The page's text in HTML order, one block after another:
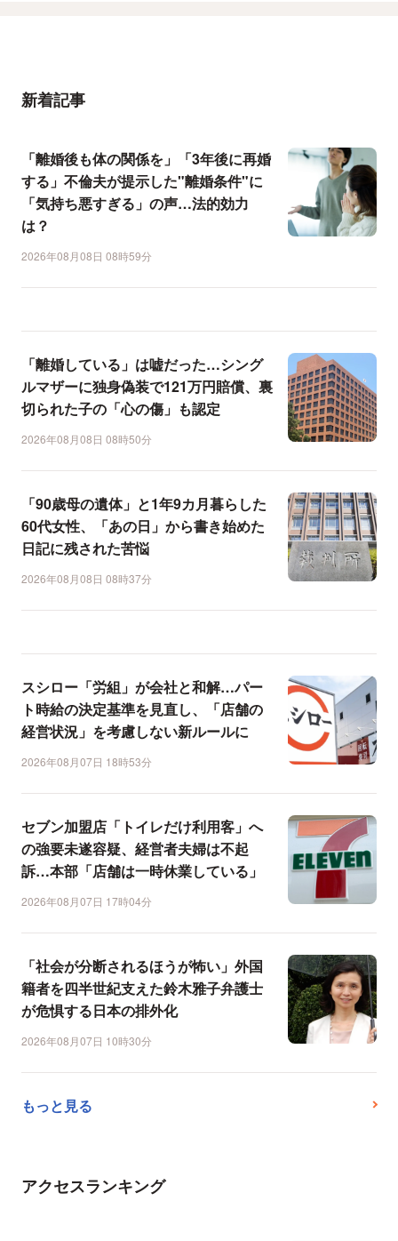
新着記事
「離婚後も体の関係を」「3年後に再婚
する」不倫夫が提示した"離婚条件"に
「気持ち悪すぎる」の声…法的効力
は？
2026年08月08日 08時59分
「離婚している」は嘘だった…シング
ルマザーに独身偽装で121万円賠償、裏
切られた子の「心の傷」も認定
2026年08月08日 08時50分
「90歳母の遺体」と1年9カ月暮らした
60代女性、「あの日」から書き始めた
日記に残された苦悩
2026年08月08日 08時37分
スシロー「労組」が会社と和解…パー
ト時給の決定基準を見直し、「店舗の
経営状況」を考慮しない新ルールに
2026年08月07日 18時53分
セブン加盟店「トイレだけ利用客」へ
の強要未遂容疑、経営者夫婦は不起
訴…本部「店舗は一時休業している」
2026年08月07日 17時04分
「社会が分断されるほうが怖い」外国
籍者を四半世紀支えた鈴木雅子弁護士
が危惧する日本の排外化
2026年08月07日 10時30分
もっと見る
アクセスランキング